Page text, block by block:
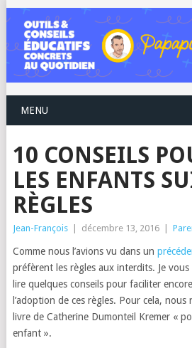
MENU
10 CONSEILS
LES ENFANTS
RÈGLES
Jean-François décembre 13, 2016
Comme nous l’avions vu dans un
préfèrent les règles aux interdits. Je
lire quelques conseils pour faciliter
l’adoption de ces règles. Pour cela,
livre de Catherine Dumonteil Kremer «
enfant ».